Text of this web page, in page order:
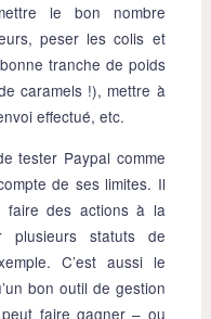
le bon nombre
peser les colis et
tranche de poids
caramels !), mettre à
effectué, etc.
tester Paypal comme
de ses limites. Il
faire des actions à la
statuts de
C’est aussi le
bon outil de gestion
faire gagner – ou